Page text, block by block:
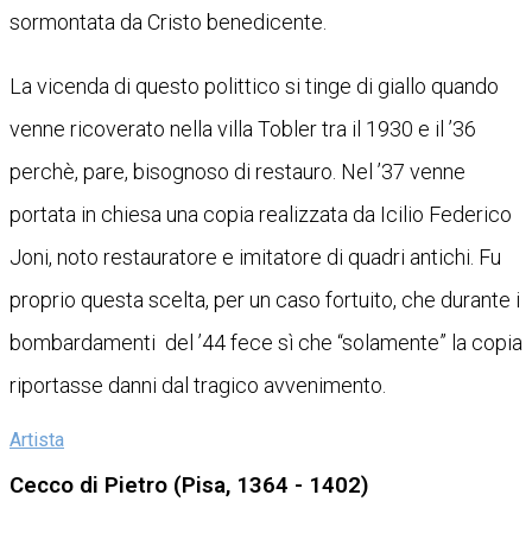
sormontata da Cristo benedicente.
La vicenda di questo polittico si tinge di giallo quando
venne ricoverato nella villa Tobler tra il 1930 e il ’36
perchè, pare, bisognoso di restauro. Nel ’37 venne
portata in chiesa una copia realizzata da Icilio Federico
Joni, noto restauratore e imitatore di quadri antichi. Fu
proprio questa scelta, per un caso fortuito, che durante i
bombardamenti del ’44 fece sì che “solamente” la copia
riportasse danni dal tragico avvenimento.
Artista
Cecco di Pietro (Pisa, 1364 - 1402)